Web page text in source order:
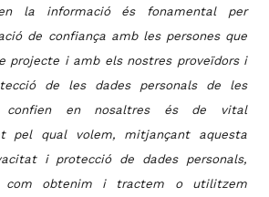
en la informació és fonamental per
de confiança amb les persones que
projecte i amb els nostres proveïdors i
de les dades personals de les
confien en nosaltres és de vital
pel qual volem, mitjançant aquesta
i protecció de dades personals,
com obtenim i tractem o utilitzem